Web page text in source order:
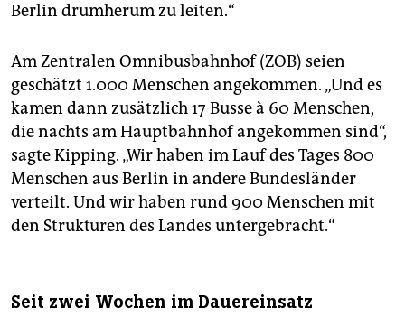
Berlin drumherum zu leiten.“
Am Zentralen Omnibusbahnhof (ZOB) seien
geschätzt 1.000 Menschen angekommen. „Und es
kamen dann zusätzlich 17 Busse à 60 Menschen,
die nachts am Hauptbahnhof angekommen sind“,
sagte Kipping. „Wir haben im Lauf des Tages 800
Menschen aus Berlin in andere Bundesländer
verteilt. Und wir haben rund 900 Menschen mit
den Strukturen des Landes untergebracht.“
Seit zwei Wochen im Dauereinsatz